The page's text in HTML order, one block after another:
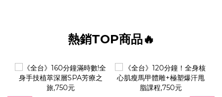
熱銷TOP商品🔥